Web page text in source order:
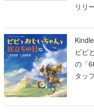
リリ
ビビ
の「
タッ